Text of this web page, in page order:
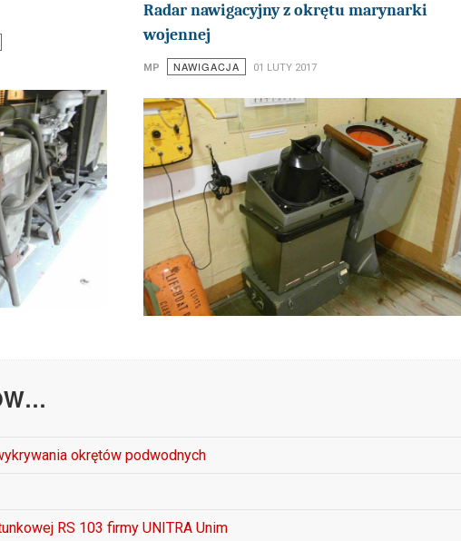
Radar nawigacyjny z okrętu marynarki
wojennej
MP NAWIGACJA 01 LUTY 2017
okrętów podwodnych
RS 103 firmy UNITRA Unim